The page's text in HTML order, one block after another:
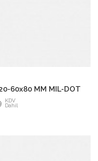
60x80 MM MIL-DOT
KDV
Dahil